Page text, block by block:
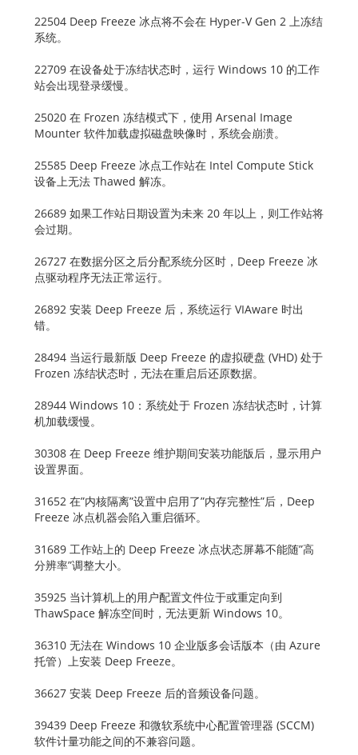
22504 Deep Freeze 冰点将不会在 Hyper-V Gen 2 上冻结
系统。
22709 在设备处于冻结状态时，运行 Windows 10 的工作
站会出现登录缓慢。
25020 在 Frozen 冻结模式下，使用 Arsenal Image
Mounter 软件加载虚拟磁盘映像时，系统会崩溃。
25585 Deep Freeze 冰点工作站在 Intel Compute Stick
设备上无法 Thawed 解冻。
26689 如果工作站日期设置为未来 20 年以上，则工作站将
会过期。
26727 在数据分区之后分配系统分区时，Deep Freeze 冰
点驱动程序无法正常运行。
26892 安装 Deep Freeze 后，系统运行 VIAware 时出
错。
28494 当运行最新版 Deep Freeze 的虚拟硬盘 (VHD) 处于
Frozen 冻结状态时，无法在重启后还原数据。
28944 Windows 10：系统处于 Frozen 冻结状态时，计算
机加载缓慢。
30308 在 Deep Freeze 维护期间安装功能版后，显示用户
设置界面。
31652 在”内核隔离”设置中启用了”内存完整性”后，Deep
Freeze 冰点机器会陷入重启循环。
31689 工作站上的 Deep Freeze 冰点状态屏幕不能随”高
分辨率”调整大小。
35925 当计算机上的用户配置文件位于或重定向到
ThawSpace 解冻空间时，无法更新 Windows 10。
36310 无法在 Windows 10 企业版多会话版本（由 Azure
托管）上安装 Deep Freeze。
36627 安装 Deep Freeze 后的音频设备问题。
39439 Deep Freeze 和微软系统中心配置管理器 (SCCM)
软件计量功能之间的不兼容问题。